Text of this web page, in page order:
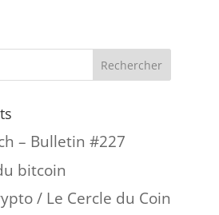
– Bulletin #227
bitcoin
/ Le Cercle du Coin